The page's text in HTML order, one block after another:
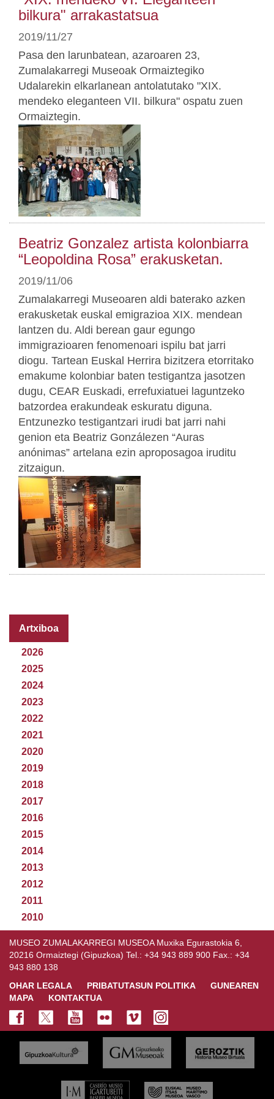
bilkura" arrakastatsua
2019/11/27
Pasa den larunbatean, azaroaren 23,
Zumalakarregi Museoak Ormaiztegiko
Udalarekin elkarlanean antolatutako "XIX.
mendeko eleganteen VII. bilkura" ospatu zuen
Ormaiztegin.
Beatriz Gonzalez artista kolonbiarra
“Leopoldina Rosa” erakusketan.
2019/11/06
Zumalakarregi Museoaren aldi baterako azken
erakusketak euskal emigrazioa XIX. mendean
lantzen du. Aldi berean gaur egungo
immigrazioaren fenomenoari ispilu bat jarri
diogu. Tartean Euskal Herrira bizitzera etorritako
emakume kolonbiar baten testigantza jasotzen
dugu, CEAR Euskadi, errefuxiatuei laguntzeko
batzordea erakundeak eskuratu diguna.
Entzunezko testigantzari irudi bat jarri nahi
genion eta Beatriz Gonzálezen “Auras
anónimas” artelana ezin aproposagoa iruditu
zitzaigun.
Artxiboa
2026
2025
2024
2023
2022
2021
2020
2019
2018
2017
2016
2015
2014
2013
2012
2011
2010
MUSEO ZUMALAKARREGI MUSEOA Muxika Egurastokia 6,
20216 Ormaiztegi (Gipuzkoa) Tel.: +34 943 889 900 Fax.: +34
943 880 138
OHAR LEGALA
PRIBATUTASUN POLITIKA
GUNEAREN
MAPA
KONTAKTUA